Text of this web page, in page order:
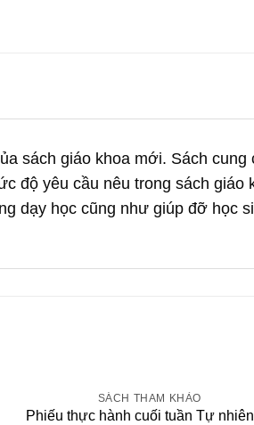
sách giáo khoa mới. Sách
độ yêu cầu nêu trong sách
dạy học cũng như giúp đỡ học
SÁCH THAM KHẢO
Phiếu thực hành cuối tuần Tự